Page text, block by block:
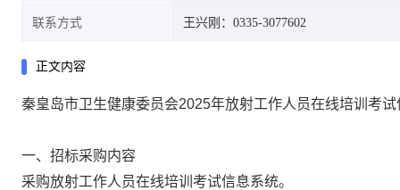
联系方式 王兴刚：0335-3077602
正文内容
秦皇岛市卫生健康委员会2025年放射工作人员在线培训考
一、招标采购内容
采购放射工作人员在线培训考试信息系统。